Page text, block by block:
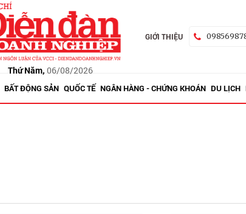
Thứ Năm, 06/08/2026
GIỚI THIỆU
BẤT ĐỘNG SẢN QUỐC TẾ NGÂN HÀNG - CHỨNG KHOÁN DU LỊCH